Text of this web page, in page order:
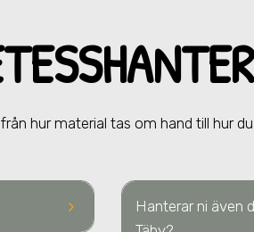
hur material tas om hand till hur
keyboard_arrow_right Hanterar ni även